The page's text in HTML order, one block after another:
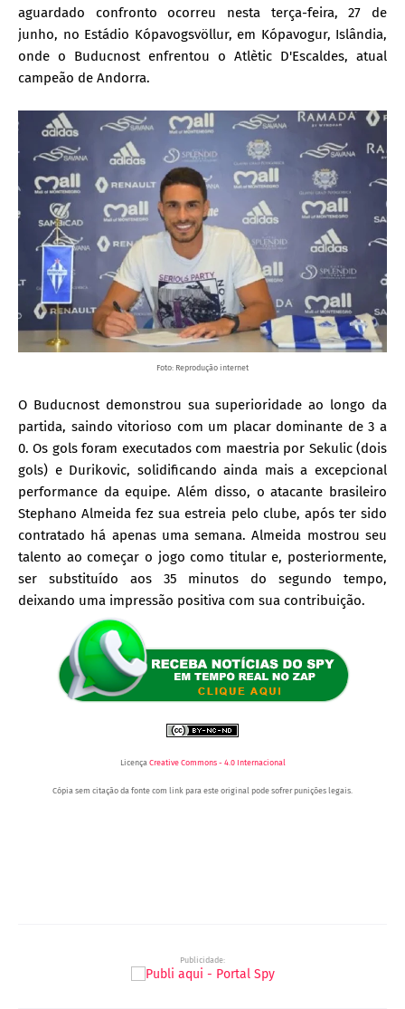
aguardado confronto ocorreu nesta terça-feira, 27 de
junho, no Estádio Kópavogsvöllur, em Kópavogur, Islândia,
onde o Buducnost enfrentou o Atlètic D'Escaldes, atual
campeão de Andorra.
Foto: Reprodução internet
O Buducnost demonstrou sua superioridade ao longo da
partida, saindo vitorioso com um placar dominante de 3 a
0. Os gols foram executados com maestria por Sekulic (dois
gols) e Durikovic, solidificando ainda mais a excepcional
performance da equipe. Além disso, o atacante brasileiro
Stephano Almeida fez sua estreia pelo clube, após ter sido
contratado há apenas uma semana. Almeida mostrou seu
talento ao começar o jogo como titular e, posteriormente,
ser substituído aos 35 minutos do segundo tempo,
deixando uma impressão positiva com sua contribuição.
Licença Creative Commons - 4.0 Internacional
Cópia sem citação da fonte com link para este original pode sofrer punições legais.
Publicidade: